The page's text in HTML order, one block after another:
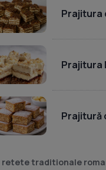
Prajitura
Prajitura
Prajitură
retete traditionale